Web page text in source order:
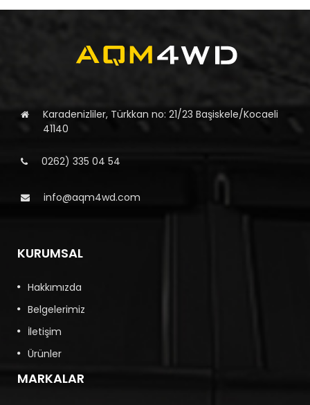
Karadenizliler, Türkkan no: 21/23 Başiskele/Kocaeli
41140
0262) 335 04 54
info@aqm4wd.com
KURUMSAL
Hakkımızda
Belgelerimiz
İletişim
Ürünler
MARKALAR